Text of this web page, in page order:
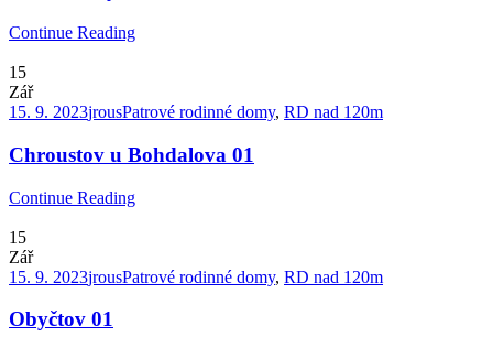
Continue Reading
15
Zář
15. 9. 2023jrousPatrové rodinné domy, RD nad 120m
Chroustov u Bohdalova 01
Continue Reading
15
Zář
15. 9. 2023jrousPatrové rodinné domy, RD nad 120m
Obyčtov 01